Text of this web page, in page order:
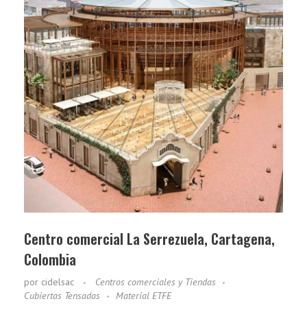
Centro comercial La Serrezuela, Cartagena,
Colombia
por cidelsac
Centros comerciales y Tiendas
Cubiertas Tensadas
Material ETFE